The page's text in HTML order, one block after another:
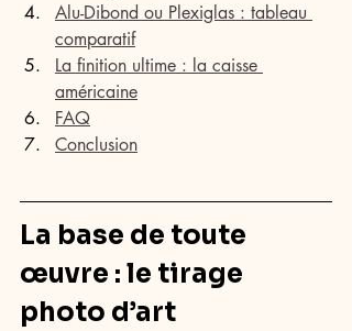
Alu-Dibond ou Plexiglas : tableau
comparatif
La finition ultime : la caisse
américaine
FAQ
Conclusion
La base de toute
œuvre : le tirage
photo d’art